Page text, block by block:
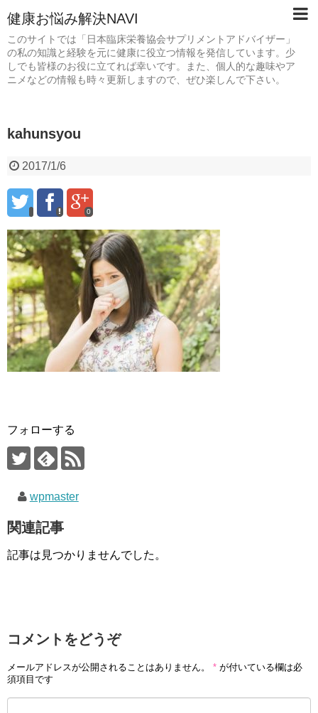
健康お悩み解決NAVI
このサイトでは「日本臨床栄養協会サプリメントアドバイザー」
の私の知識と経験を元に健康に役立つ情報を発信しています。少
しでも皆様のお役に立てれば幸いです。また、個人的な趣味やア
ニメなどの情報も時々更新しますので、ぜひ楽しんで下さい。
kahunsyou
2017/1/6
0
フォローする
wpmaster
関連記事
記事は見つかりませんでした。
コメントをどうぞ
メールアドレスが公開されることはありません。 * が付いている欄は必
須項目です